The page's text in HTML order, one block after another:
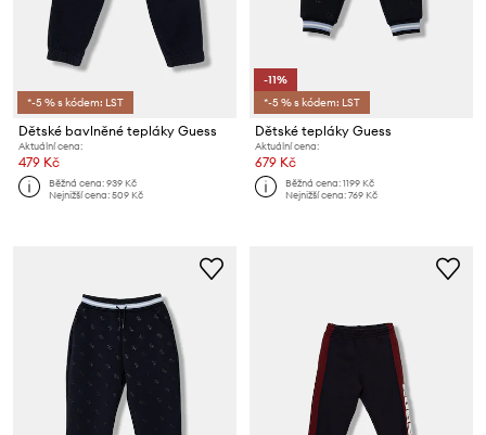
*-5 % s kódem: LST
Dětské bavlněné tepláky Guess
Aktuální cena:
479 Kč
Běžná cena:939 Kč
Nejnižší cena:509 Kč
-11%
*-5 % s kódem: LST
Dětské tepláky Guess
Aktuální cena:
679 Kč
Běžná cena:1199 Kč
Nejnižší cena:769 Kč